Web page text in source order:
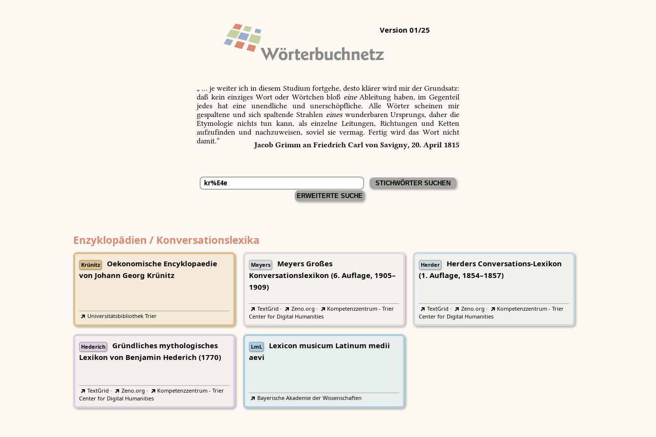
Version 01/25
„ … je weiter ich in diesem Studium fortgehe, desto klärer wird mir der Grundsatz:
daß kein einziges Wort oder Wörtchen bloß eineAbleitung haben, im Gegenteil
jedes hat eine unendliche und unerschöpfliche. Alle Wörter scheinen mir
gespaltene und sich spaltende Strahlen eineswunderbaren Ursprungs, daher die
Etymologie nichts tun kann, als einzelne Leitungen, Richtungen und Ketten
aufzufinden und nachzuweisen, soviel sie vermag. Fertig wird das Wort nicht
damit.“
Jacob Grimm an Friedrich Carl von Savigny, 20. April 1815
ERWEITERTE SUCHE
Enzyklopädien / Konversationslexika
Krünitz
Oekonomische Encyklopaedie
von Johann Georg Krünitz
Universitätsbibliothek Trier
Meyers
Meyers Großes
Konversationslexikon (6. Auflage, 1905–
1909)
TextGrid · Zeno.org ·
Kompetenzzentrum - Trier
Center for Digital Humanities
Herder
Herders Conversations-Lexikon
(1. Auflage, 1854–1857)
TextGrid · Zeno.org ·
Kompetenzzentrum - Trier
Center for Digital Humanities
Hederich
Gründliches mythologisches
Lexikon von Benjamin Hederich (1770)
TextGrid · Zeno.org ·
Kompetenzzentrum - Trier
Center for Digital Humanities
LmL
Lexicon musicum Latinum medii
aevi
Bayerische Akademie der Wissenschaften